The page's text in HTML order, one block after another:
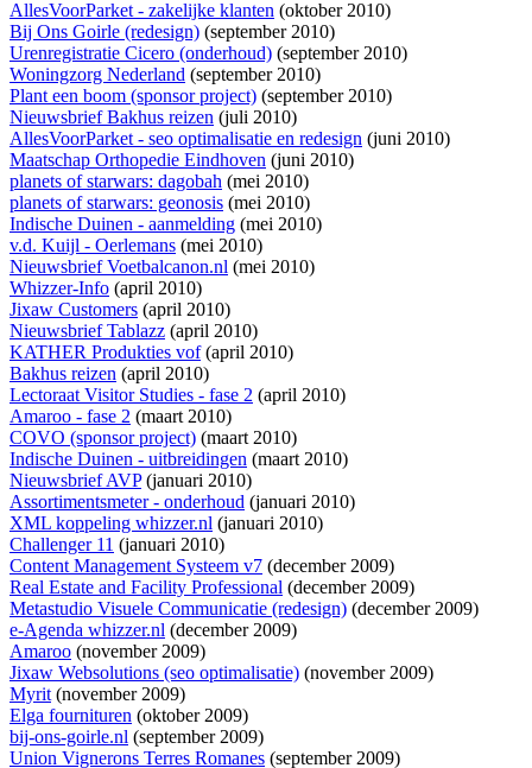
AllesVoorParket - zakelijke klanten (oktober 2010)
Bij Ons Goirle (redesign) (september 2010)
Urenregistratie Cicero (onderhoud) (september 2010)
Woningzorg Nederland (september 2010)
Plant een boom (sponsor project) (september 2010)
Nieuwsbrief Bakhus reizen (juli 2010)
AllesVoorParket - seo optimalisatie en redesign (juni 2010)
Maatschap Orthopedie Eindhoven (juni 2010)
planets of starwars: dagobah (mei 2010)
planets of starwars: geonosis (mei 2010)
Indische Duinen - aanmelding (mei 2010)
v.d. Kuijl - Oerlemans (mei 2010)
Nieuwsbrief Voetbalcanon.nl (mei 2010)
Whizzer-Info (april 2010)
Jixaw Customers (april 2010)
Nieuwsbrief Tablazz (april 2010)
KATHER Produkties vof(april 2010)
Bakhus reizen (april 2010)
Lectoraat Visitor Studies - fase 2 (april 2010)
Amaroo - fase 2 (maart 2010)
COVO (sponsor project) (maart 2010)
Indische Duinen - uitbreidingen (maart 2010)
Nieuwsbrief AVP(januari 2010)
Assortimentsmeter - onderhoud (januari 2010)
XML koppeling whizzer.nl (januari 2010)
Challenger 11 (januari 2010)
Content Management Systeem v7 (december 2009)
Real Estate and Facility Professional (december 2009)
Metastudio Visuele Communicatie (redesign) (december 2009)
e-Agenda whizzer.nl (december 2009)
Amaroo (november 2009)
Jixaw Websolutions (seo optimalisatie) (november 2009)
Myrit(november 2009)
Elga fournituren (oktober 2009)
bij-ons-goirle.nl (september 2009)
Union Vignerons Terres Romanes (september 2009)